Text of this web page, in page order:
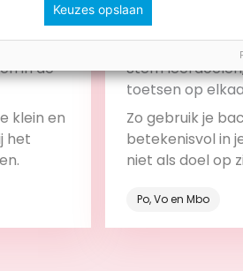
in de
klein en
het
28 juli 2026
Stem
toetsen op
backward design
Zo gebruik je
betekenisvol in
niet als doel op
Po, Vo en Mbo
Keuzes opslaan